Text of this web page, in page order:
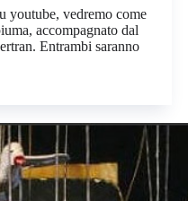
youtube, vedremo come
accompagnato dal
Entrambi saranno